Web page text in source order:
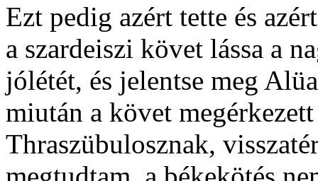
Ezt pedig azért tette és
a szardeiszi követ lássa a
jólétét, és jelentse meg
miután a követ
Thraszübulosznak,